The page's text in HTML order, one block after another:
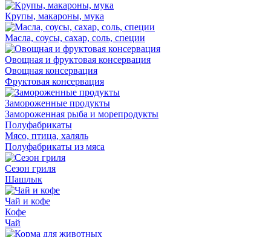
Крупы, макароны, мука
Масла, соусы, сахар, соль, специи
Овощная и фруктовая консервация
Овощная консервация
Фруктовая консервация
Замороженные продукты
Замороженная рыба и морепродукты
Полуфабрикаты
Мясо, птица, халяль
Полуфабрикаты из мяса
Сезон гриля
Шашлык
Чай и кофе
Кофе
Чай